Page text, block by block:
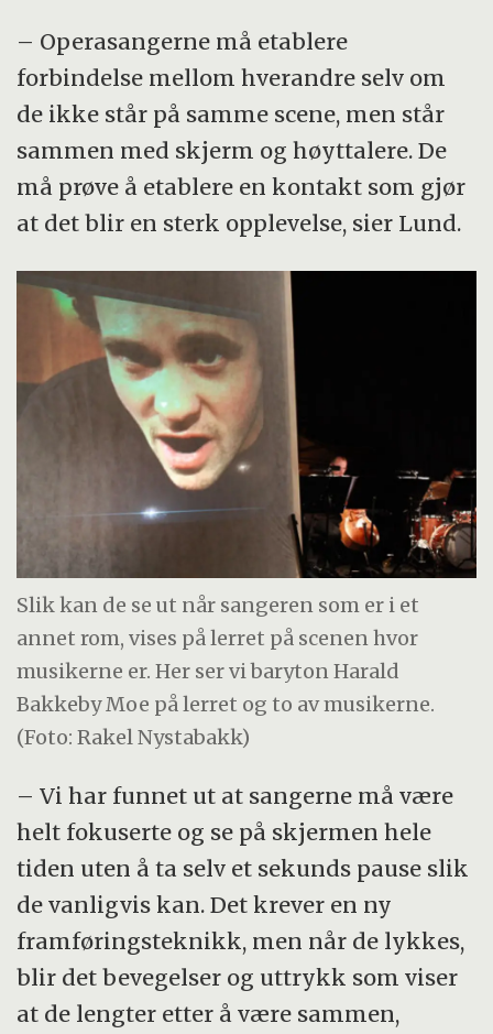
– Operasangerne må etablere
forbindelse mellom hverandre selv om
de ikke står på samme scene, men står
sammen med skjerm og høyttalere. De
må prøve å etablere en kontakt som gjør
at det blir en sterk opplevelse, sier Lund.
Slik kan de se ut når sangeren som er i et
annet rom, vises på lerret på scenen hvor
musikerne er. Her ser vi baryton Harald
Bakkeby Moe på lerret og to av musikerne.
(Foto: Rakel Nystabakk)
– Vi har funnet ut at sangerne må være
helt fokuserte og se på skjermen hele
tiden uten å ta selv et sekunds pause slik
de vanligvis kan. Det krever en ny
framføringsteknikk, men når de lykkes,
blir det bevegelser og uttrykk som viser
at de lengter etter å være sammen,